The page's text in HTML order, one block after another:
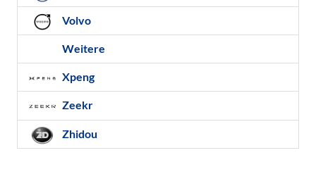
Volvo
Weitere
Xpeng
Zeekr
Zhidou